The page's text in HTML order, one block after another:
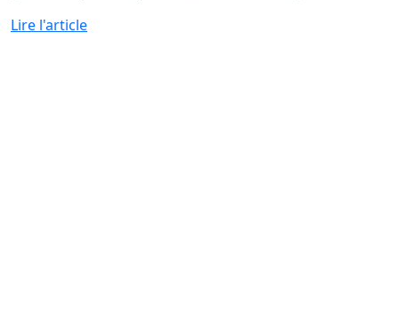
Lire l'article